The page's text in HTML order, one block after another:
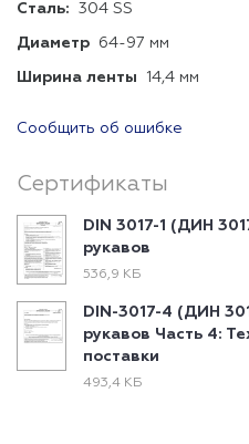
Сталь: 304 SS
Диаметр 64-97 мм
Ширина ленты 14,4 мм
Сообщить об ошибке
Сертификаты
DIN 3017-1 (ДИН
рукавов
536,9 КБ
DIN-3017-4 (ДИН
рукавов Часть 4:
поставки
493,4 КБ